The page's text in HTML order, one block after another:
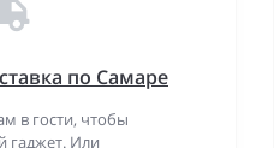
по Самаре
в гости, чтобы
гаджет. Или